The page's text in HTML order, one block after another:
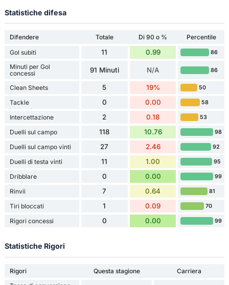
Statistiche difesa
Difendere Totale Di 90 o %
Percentile
Gol subiti
11 0.99 86
Minuti per Gol
concessi
91 Minuti N/A 86
Clean Sheets 5 19% 50
Tackle 0 0.00 58
Intercettazione 2 0.18 53
Duelli sul campo 118 10.76 98
Duelli sul campo vinti 27 2.46 92
Duelli di testa vinti 11 1.00 95
Dribblare 0 0.00 99
Rinvii 7 0.64 81
Tiri bloccati 1 0.09 70
Rigori concessi 0 0.00 99
Statistiche Rigori
Rigori Questa stagione
Carriera